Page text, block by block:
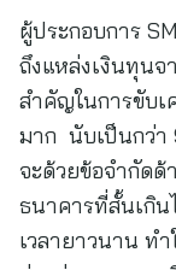
ผู้ประกอบการ
ถึงแหล่งเงินทุนจ
สำคัญในการขับเ
มาก นับเป็นกว่า
จะด้วยข้อจำกัด
ธนาคารที่สั้นเกิน
เวลายาวนาน ท